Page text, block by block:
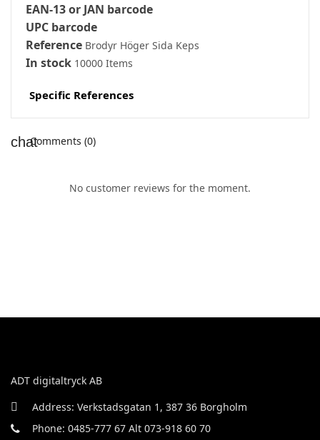
EAN-13 or JAN barcode
UPC barcode
Reference Brodyr Höger Sida Keps
In stock 10000 Items
Specific References
Comments (0)
No customer reviews for the moment.
ADT digitaltryck AB
Address: Verkstadsgatan 1, 387 36 Borgholm
Phone: 0485-777 67 Alt 073-918 60 70